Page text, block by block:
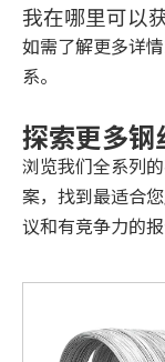
我在哪里可以
如需了解更多详
系。
探索更多钢
浏览我们全系列
案，找到最适合
议和有竞争力的报